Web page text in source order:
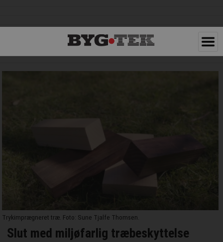
Trykimprægneret træ. Foto: Sune Tjalfe Thomsen.
Slut med miljøfarlig træbeskyttelse